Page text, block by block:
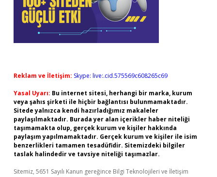
Reklam ve İletişim: Skype: live:.cid.575569c608265c69
Yasal Uyarı: Bu internet sitesi, herhangi bir marka, kurum
veya şahıs şirketi ile hiçbir bağlantısı bulunmamaktadır.
Sitede yalnızca kendi hazırladığımız makaleler
paylaşılmaktadır. Burada yer alan içerikler haber niteliği
taşımamakta olup, gerçek kurum ve kişiler hakkında
paylaşım yapılmamaktadır. Gerçek kurum ve kişiler ile isim
benzerlikleri tamamen tesadüfidir. Sitemizdeki bilgiler
taslak halindedir ve tavsiye niteliği taşımazlar.
Sitemiz, 5651 Sayılı Kanun gereğince Bilgi Teknolojileri ve İletişim